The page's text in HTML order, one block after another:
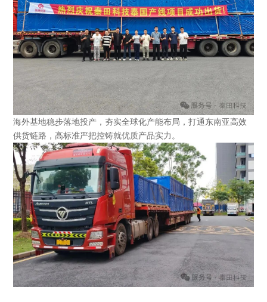
海外基地稳步落地投产，夯实全球化产能布局，打通东南亚高效
供货链路，高标准严把控铸就优质产品实力。